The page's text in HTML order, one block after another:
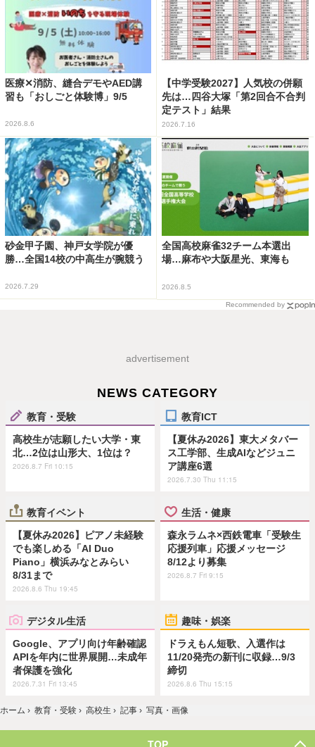
医療✕消防、縫合デモやAED講
習も「おしごと体験博」9/5
2026.8.6
【中学受験2027】人気校の併願
先は…四谷大塚「第2回合不合判
定テスト」結果
2026.7.16
砂金甲子園、神戸女学院が優
勝…全国14校の中高生が腕競う
2026.7.29
全国高校麻雀32チーム本選出
場…麻布や大阪星光、東海も
2026.8.5
Recommended by
advertisement
NEWS CATEGORY
教育・受験
高校生が志願したい大学・東
北…2位は山形大、1位は？
2026.8.7 Fri 10:15
教育ICT
【夏休み2026】東大メタバー
ス工学部、生成AIなどジュニ
ア講座6選
2026.7.30 Thu 11:15
教育イベント
【夏休み2026】ピアノ未経験
でも楽しめる「AI Duo
Piano」横浜みなとみらい
8/31まで
2026.8.6 Thu 19:45
生活・健康
森永ラムネ×西鉄電車「受験生
応援列車」応援メッセージ
8/12より募集
2026.8.7 Fri 9:15
デジタル生活
Google、アプリ向け年齢確認
APIを年内に世界展開…未成年
者保護を強化
2026.7.31 Fri 13:45
趣味・娯楽
ドラえもん短歌、入選作は
11/20発売の新刊に収録…9/3
締切
2026.8.6 Thu 15:15
ホーム › 教育・受験 › 高校生 › 記事 › 写真・画像
TOP